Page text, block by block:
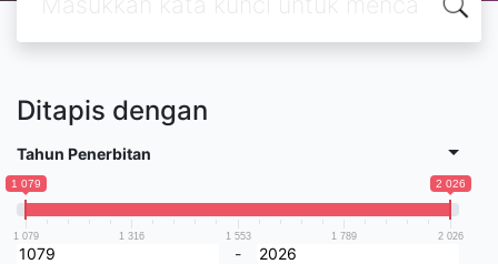
Ditapis dengan
Tahun Penerbitan
1 079 2 026
1 079 1 316 1 553 1 789 2 026
-